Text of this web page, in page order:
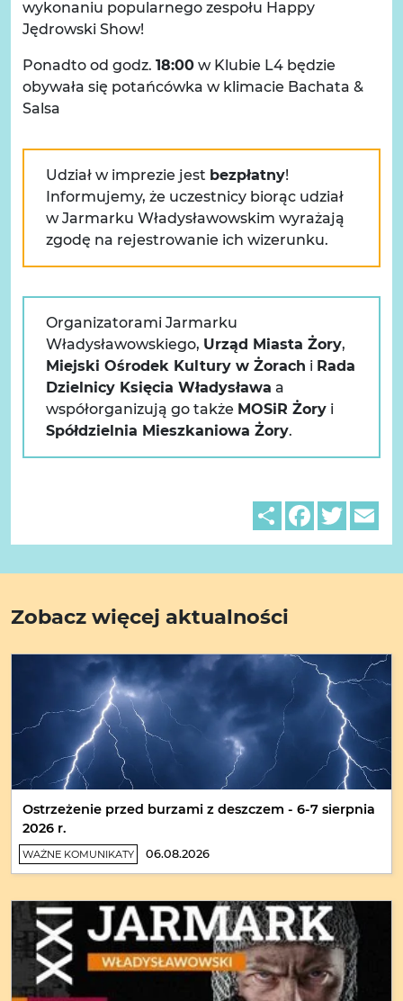
wykonaniu popularnego zespołu Happy
Jędrowski Show!
Ponadto od godz. 18:00w Klubie L4 będzie
obywała się potańcówka w klimacie Bachata &
Salsa
Udział w imprezie jest bezpłatny!
Informujemy, że uczestnicy biorąc udział
w Jarmarku Władysławowskim wyrażają
zgodę na rejestrowanie ich wizerunku.
Organizatorami Jarmarku
Władysławowskiego, Urząd Miasta Żory,
Miejski Ośrodek Kultury w Żorach i Rada
Dzielnicy Księcia Władysława a
współorganizują go także MOSiR Żoryi
Spółdzielnia Mieszkaniowa Żory.
ShareFacebook
Twitter
Zobacz więcej aktualności
Ostrzeżenie przed burzami z deszczem - 6-7 sierpnia
2026 r.
WAŻNE KOMUNIKATY 06.08.2026